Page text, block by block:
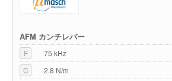
AFM カンチレバー
F
75 kHz
C
2.8 N/m